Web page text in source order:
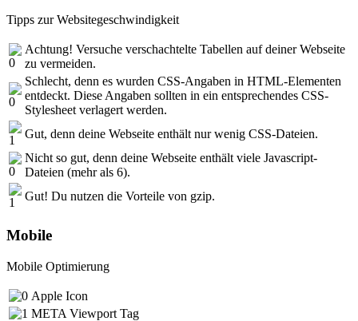
Tipps zur Websitegeschwindigkeit
Achtung! Versuche verschachtelte Tabellen auf deiner Webseite
zu vermeiden.
Schlecht, denn es wurden CSS-Angaben in HTML-Elementen
entdeckt. Diese Angaben sollten in ein entsprechendes CSS-
Stylesheet verlagert werden.
Gut, denn deine Webseite enthält nur wenig CSS-Dateien.
Nicht so gut, denn deine Webseite enthält viele Javascript-
Dateien (mehr als 6).
Gut! Du nutzen die Vorteile von gzip.
Mobile
Mobile Optimierung
Apple Icon
META Viewport Tag